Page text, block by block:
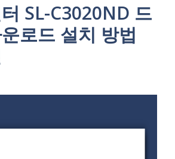
SL-C3020ND 드
로드 설치 방법